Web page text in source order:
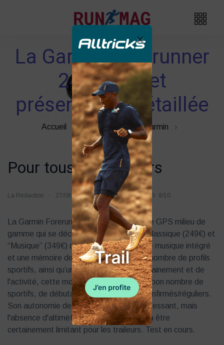
La Garmin Forerunner
245, tests et
présentation détaillée
Accueil Montre GPS Garmin
Pour tous les coureurs
La Rédaction 27/09 2k vues 75 likes 8/10
La Garmin Forerunner 245 est une montre GPS milieu de
gamme qui se décline en deux versions, classique (249€) et
“Musique” (349€) qui intègre un lecteur de musique intégré
et une mémoire de 4go. Offrant un large nombre de profils
sportifs, ainsi qu’un suivi complet de l’entrainement et de
l'activité, cette montre pourra convenir à bon nombre de
sportifs, de débutants/occasionnels, à confirmés/réguliers.
Son autonomie de 24h sera un atout intéressant, mais
l'absence d'altimètre barométrique pourra être
certainement limitant pour les traileurs. Test en cours.
×